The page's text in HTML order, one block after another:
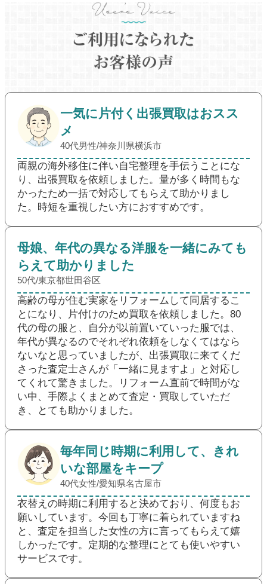
一気に片付く出張買取はおスス
メ
40代男性/神奈川県横浜市
両親の海外移住に伴い自宅整理を手伝うことにな
り、出張買取を依頼しました。量が多く時間もな
かったため一括で対応してもらえて助かりまし
た。時短を重視したい方におすすめです。
母娘、年代の異なる洋服を一緒にみても
らえて助かりました
50代/東京都世田谷区
高齢の母が住む実家をリフォームして同居するこ
とになり、片付けのため買取を依頼しました。80
代の母の服と、自分が以前置いていった服では、
年代が異なるのでそれぞれ依頼をしなくてはなら
ないなと思っていましたが、出張買取に来てくだ
さった査定士さんが「一緒に見ますよ」と対応し
てくれて驚きました。リフォーム直前で時間がな
い中、手際よくまとめて査定・買取していただ
き、とても助かりました。
毎年同じ時期に利用して、きれ
いな部屋をキープ
40代女性/愛知県名古屋市
衣替えの時期に利用すると決めており、何度もお
願いしています。今回も丁寧に着られていますね
と、査定を担当した女性の方に言ってもらえて嬉
しかったです。定期的な整理にとても使いやすい
サービスです。